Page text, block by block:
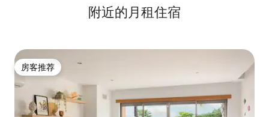
附近的月租住宿
房客推荐
房客推荐